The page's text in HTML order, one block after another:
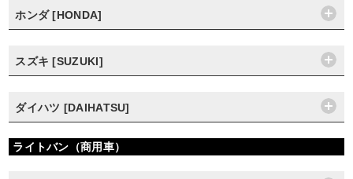
ホンダ [HONDA]
スズキ [SUZUKI]
ダイハツ [DAIHATSU]
ライトバン（商用車）